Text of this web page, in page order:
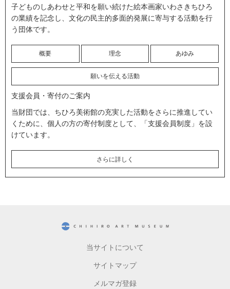
子どものしあわせと平和を願い続けた絵本画家いわさきちひろ
の業績を記念し、文化の民主的多面的発展に寄与する活動を行
う団体です。
概要 理念 あゆみ
願いを伝える活動
支援会員・寄付のご案内
当財団では、ちひろ美術館の充実した活動をさらに推進してい
くために、個人の方の寄付制度として、「支援会員制度」を設
けています。
さらに詳しく
当サイトについて
サイトマップ
メルマガ登録